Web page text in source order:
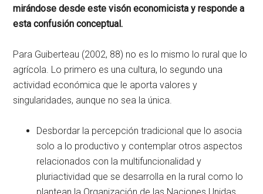
mirándose desde este visón economicista y responde a
esta confusión conceptual.
Para Guiberteau (2002, 88) no es lo mismo lo rural que lo
agrícola. Lo primero es una cultura, lo segundo una
actividad económica que le aporta valores y
singularidades, aunque no sea la única.
Desbordar la percepción tradicional que lo asocia
solo a lo productivo y contemplar otros aspectos
relacionados con la multifuncionalidad y
pluriactividad que se desarrolla en la rural como lo